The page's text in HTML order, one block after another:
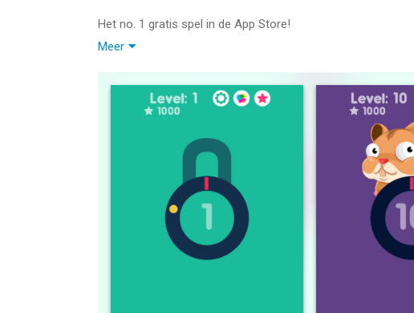
Het no. 1 gratis spel in de App Store!
Slotcode Kraken van Simple Machine, LLC is een app voor
hoger, geschikt bevonden voor gebruikers met leeftijden
Informatie voor Slotcode Krakenis het laatst vergeleken op
Meer